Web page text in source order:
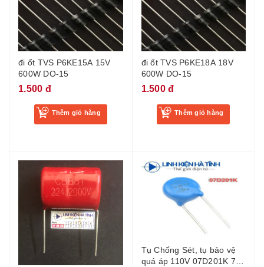
đi ốt TVS P6KE15A 15V
600W DO-15
1.500 đ
Thêm giỏ hàng
đi ốt TVS P6KE18A 18V
600W DO-15
1.500 đ
Thêm giỏ hàng
Tụ Chống Sét, tụ bảo vệ
quá áp 110V 07D201K 7A